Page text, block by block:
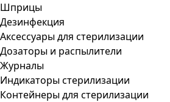
Шприцы
Дезинфекция
Аксессуары для стерилизации
Дозаторы и распылители
Журналы
Индикаторы стерилизации
Контейнеры для стерилизации